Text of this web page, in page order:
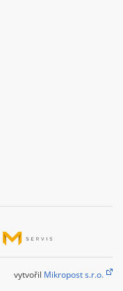
vytvořil Mikropost s.r.o.